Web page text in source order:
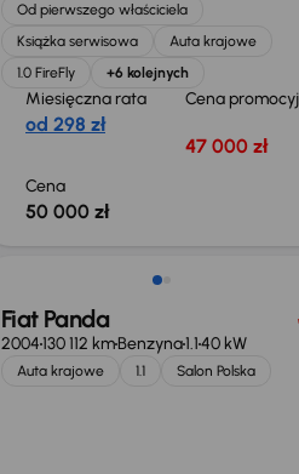
Od pierwszego właściciela
Książka serwisowa
Auta krajowe
1.0 FireFly
+6 kolejnych
Miesięczna rata
od 298 zł
Cena
47 000 zł
Cena
50 000 zł
Fiat Panda
2004130 112 kmBenzyna1.140 kW
Auta krajowe 1.1 Salon Polska